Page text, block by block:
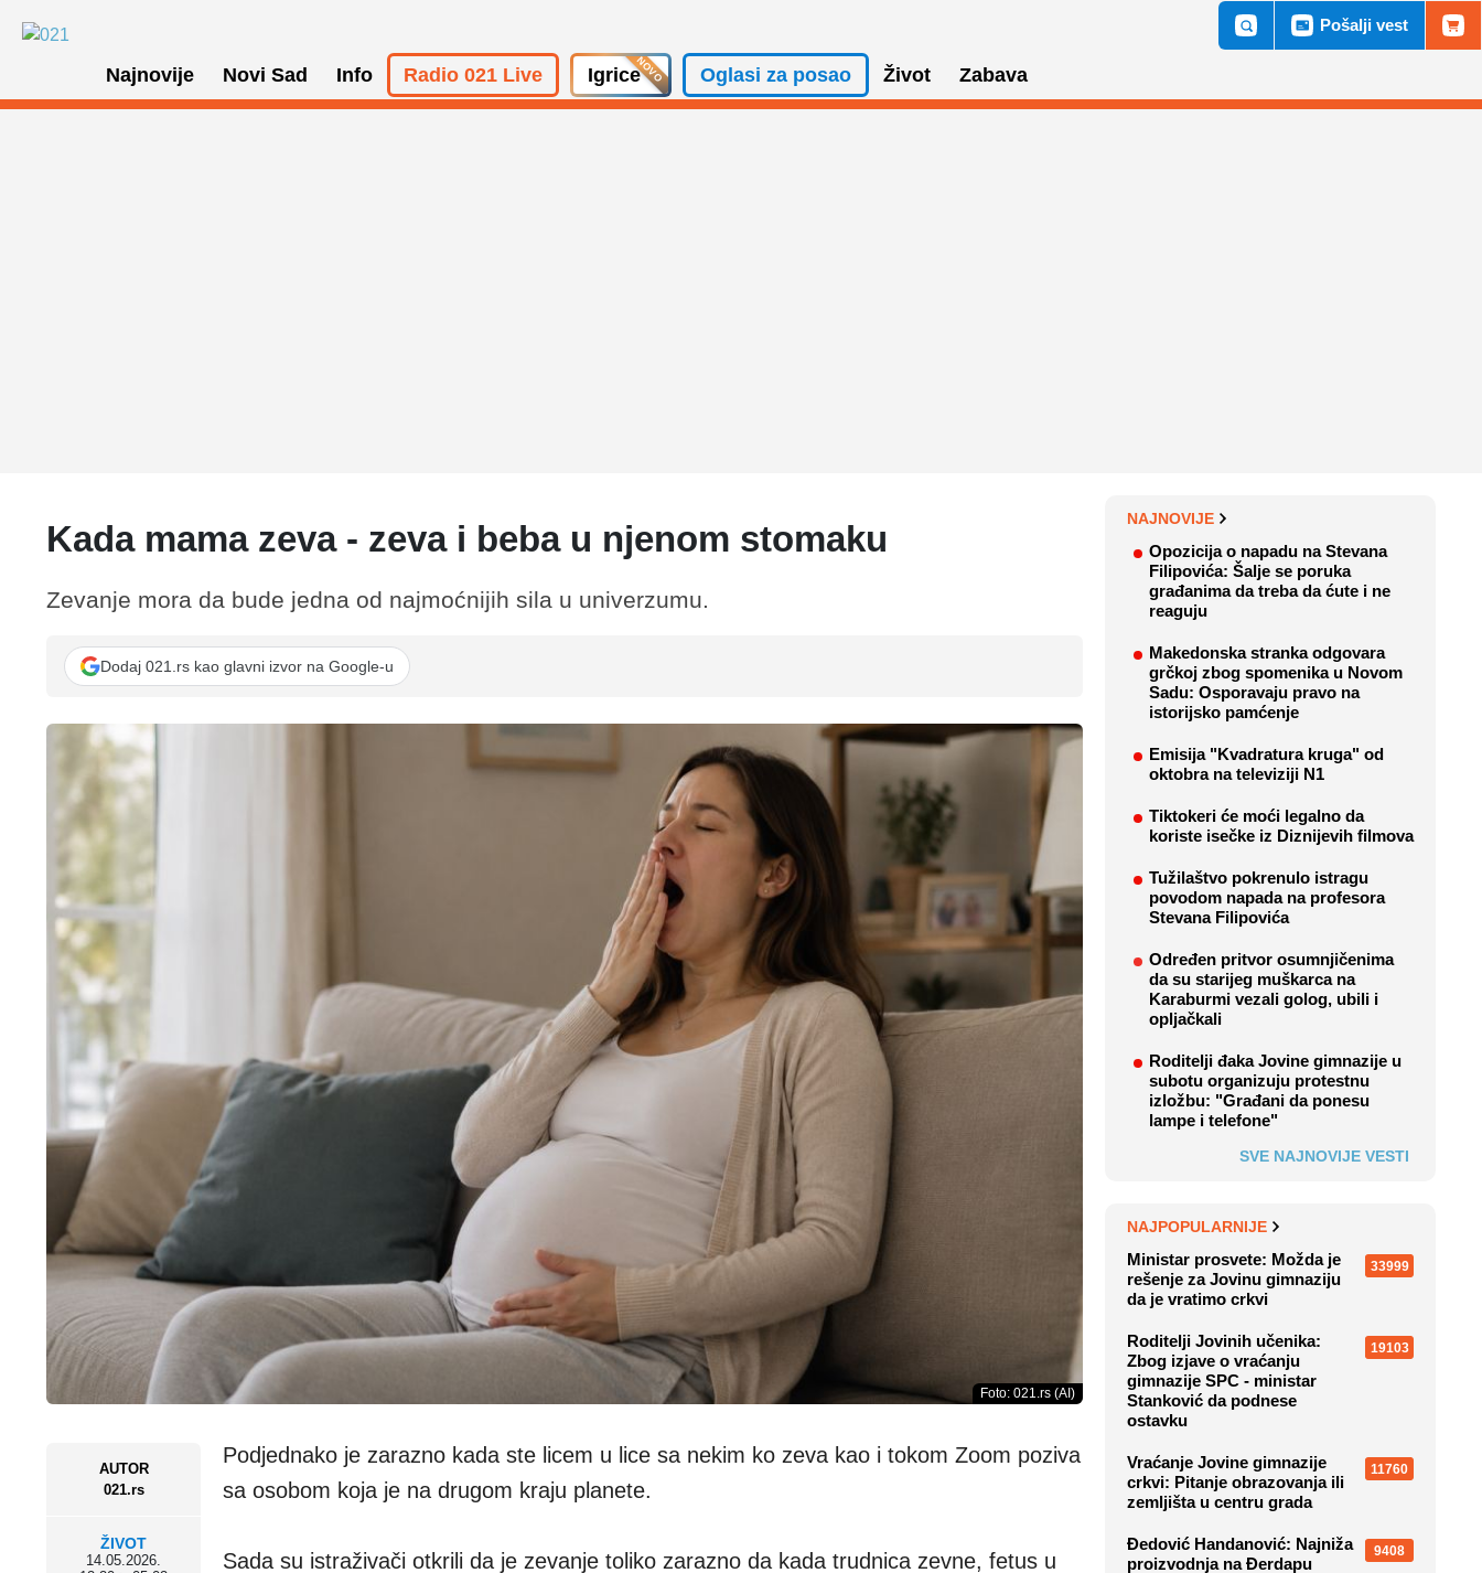
Najnovije Novi Sad Info Radio 021 Live Igrice Oglasi za posao Život Zabava
Pošalji vest
Kada mama zeva - zeva i beba u njenom stomaku
AUTOR
021.rs
ŽIVOT
14.05.2026.
Zevanje mora da bude jedna od najmoćnijih sila u univerzumu.
Dodaj 021.rs kao glavni izvor na Google-u
Foto: 021.rs (AI)
Podjednako je zarazno kada ste licem u lice sa nekim ko zeva kao i tokom Zoom poziva
sa osobom koja je na drugom kraju planete.
Sada su istraživači otkrili da je zevanje toliko zarazno da kada trudnica zevne, fetus u
NAJNOVIJE
Opozicija o napadu na Stevana
Filipovića: Šalje se poruka
građanima da treba da ćute i ne
reaguju
Makedonska stranka odgovara
grčkoj zbog spomenika u Novom
Sadu: Osporavaju pravo na
istorijsko pamćenje
Emisija "Kvadratura kruga" od
oktobra na televiziji N1
Tiktokeri će moći legalno da
koriste isečke iz Diznijevih filmova
Tužilaštvo pokrenulo istragu
povodom napada na profesora
Stevana Filipovića
Određen pritvor osumnjičenima
da su starijeg muškarca na
Karaburmi vezali golog, ubili i
opljačkali
Roditelji đaka Jovine gimnazije u
subotu organizuju protestnu
izložbu: "Građani da ponesu
lampe i telefone"
SVE NAJNOVIJE VESTI
NAJPOPULARNIJE
Ministar prosvete: Možda je
rešenje za Jovinu gimnaziju
da je vratimo crkvi
33999
Roditelji Jovinih učenika:
Zbog izjave o vraćanju
gimnazije SPC - ministar
Stanković da podnese
ostavku
19103
Vraćanje Jovine gimnazije
crkvi: Pitanje obrazovanja ili
zemljišta u centru grada
11760
Đedović Handanović: Najniža
proizvodnja na Đerdapu
9408